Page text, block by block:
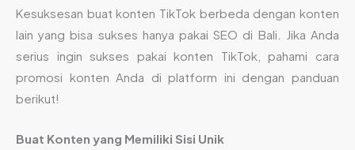
Kesuksesan buat konten TikTok berbeda dengan konten
lain yang bisa sukses hanya pakai SEO di Bali. Jika Anda
serius ingin sukses pakai konten TikTok, pahami cara
promosi konten Anda di platform ini dengan panduan
berikut!
Buat Konten yang Memiliki Sisi Unik